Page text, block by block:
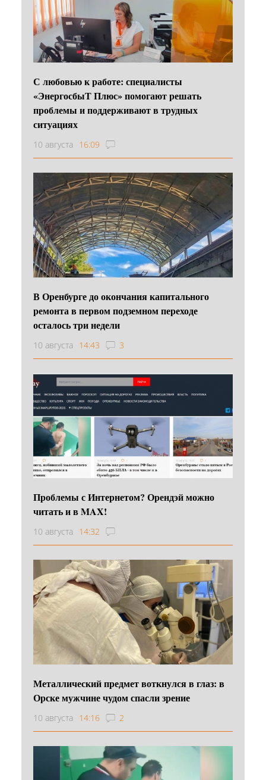
С любовью к работе: специалисты
«ЭнергосбыТ Плюс» помогают решать
проблемы и поддерживают в трудных
ситуациях
10 августа 16:09
В Оренбурге до окончания капитального
ремонта в первом подземном переходе
осталось три недели
10 августа 14:43 3
Проблемы с Интернетом? Орендэй можно
читать и в MAX!
10 августа 14:32
Металлический предмет воткнулся в глаз: в
Орске мужчине чудом спасли зрение
10 августа 14:16 2